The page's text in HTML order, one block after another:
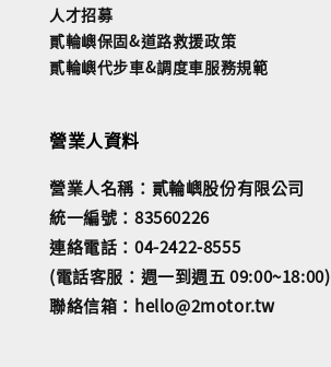
人才招募
貳輪嶼保固&道路救援政策
貳輪嶼代步車&調度車服務規範
營業人資料
營業人名稱：貳輪嶼股份有限公司
統一編號：83560226
連絡電話：04-2422-8555
(電話客服：週一到週五 09:00~18:00)
聯絡信箱：hello@2motor.tw